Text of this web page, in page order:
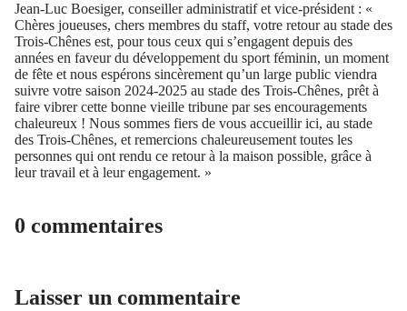
Jean-Luc Boesiger, conseiller administratif et vice-président : «
Chères joueuses, chers membres du staff, votre retour au stade des
Trois-Chênes est, pour tous ceux qui s’engagent depuis des
années en faveur du développement du sport féminin, un moment
de fête et nous espérons sincèrement qu’un large public viendra
suivre votre saison 2024-2025 au stade des Trois-Chênes, prêt à
faire vibrer cette bonne vieille tribune par ses encouragements
chaleureux ! Nous sommes fiers de vous accueillir ici, au stade
des Trois-Chênes, et remercions chaleureusement toutes les
personnes qui ont rendu ce retour à la maison possible, grâce à
leur travail et à leur engagement. »
0 commentaires
Laisser un commentaire